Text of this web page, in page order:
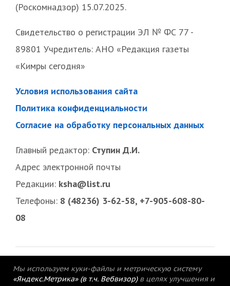
(Роскомнадзор) 15.07.2025.
Свидетельство о регистрации ЭЛ № ФС 77 -
89801 Учредитель: АНО «Редакция газеты
«Кимры сегодня»
Условия использования сайта
Политика конфиденциальности
Согласие на обработку персональных данных
Главный редактор: Ступин Д.И.
Адрес электронной почты
Редакции: ksha@list.ru
Телефоны: 8 (48236) 3-62-58, +7-905-608-80-
08
Мы используем куки-файлы и метрическую систему
«Яндекс.Метрика» (в т.ч. Вебвизор) в целях улучшения и